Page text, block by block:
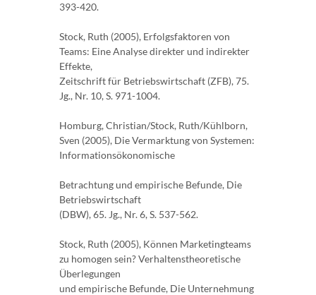
393-420.
Stock, Ruth (2005), Erfolgsfaktoren von
Teams: Eine Analyse direkter und indirekter
Effekte,
Zeitschrift für Betriebswirtschaft (ZFB), 75.
Jg., Nr. 10, S. 971-1004.
Homburg, Christian/Stock, Ruth/Kühlborn,
Sven (2005), Die Vermarktung von Systemen:
Informationsökonomische
Betrachtung und empirische Befunde, Die
Betriebswirtschaft
(DBW), 65. Jg., Nr. 6, S. 537-562.
Stock, Ruth (2005), Können Marketingteams
zu homogen sein? Verhaltenstheoretische
Überlegungen
und empirische Befunde, Die Unternehmung